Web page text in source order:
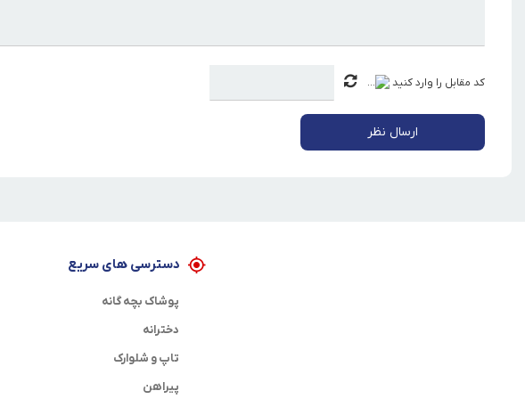
کد مقابل را وارد کنید
ارسال نظر
دسترسی های سریع
پوشاک بچه گانه
دخترانه
تاپ و شلوارک
پیراهن